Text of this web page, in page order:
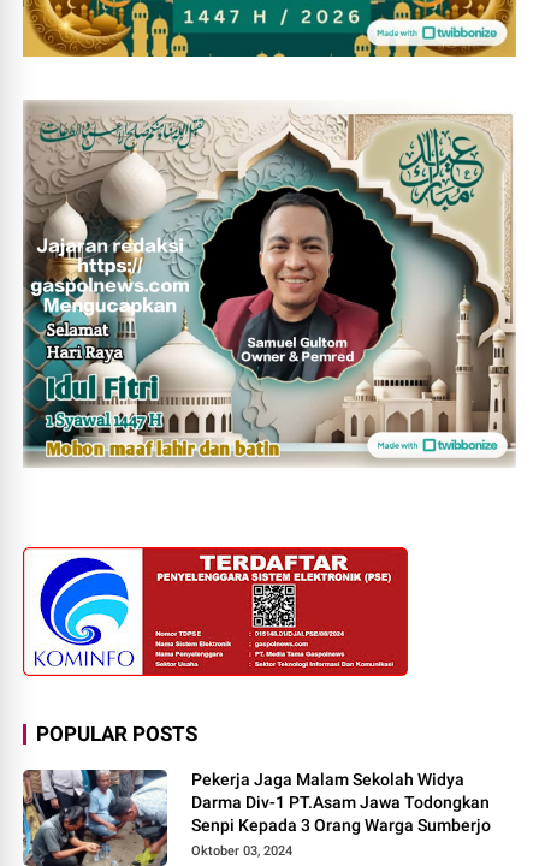
POPULAR POSTS
Pekerja Jaga Malam Sekolah Widya
Darma Div-1 PT.Asam Jawa Todongkan
Senpi Kepada 3 Orang Warga Sumberjo
Oktober 03, 2024